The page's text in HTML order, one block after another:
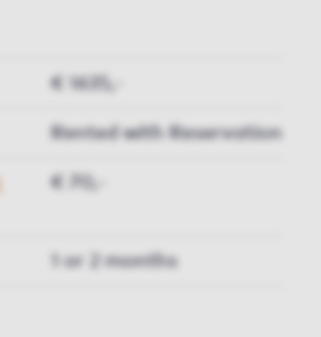
€ 1635,-
Rented with Reservation
€ 70,-
1 or 2 months